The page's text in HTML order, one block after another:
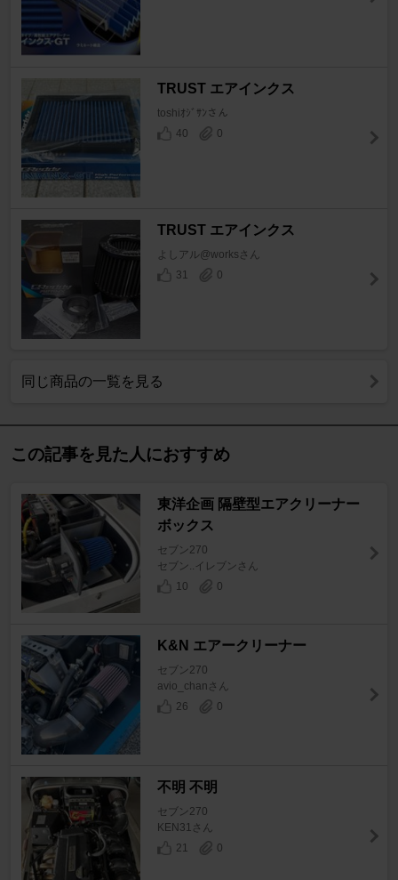
TRUST エアインクス
toshiｵｼﾞｻﾝさん
40
0
TRUST エアインクス
よしアル@worksさん
31
0
同じ商品の一覧を見る
この記事を見た人におすすめ
東洋企画 隔壁型エアクリーナー
ボックス
セブン270
セブン..イレブンさん
10
0
K&N エアークリーナー
セブン270
avio_chanさん
26
0
不明 不明
セブン270
KEN31さん
21
0